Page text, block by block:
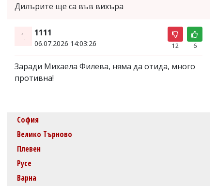
Дилърите ще са във вихъра
1. 1111
06.07.2026 14:03:26 12 6
Заради Михаела Филева, няма да отида, много
противна!
София
Велико Търново
Плевен
Русе
Варна